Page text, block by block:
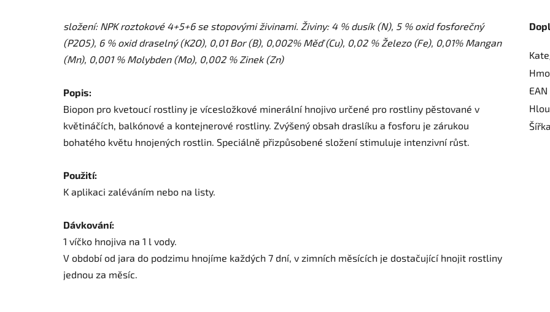
složení: NPK roztokové 4+5+6 se stopovými živinami. Živiny: 4 % dusík (N), 5 % oxid fosforečný
(P2O5), 6 % oxid draselný (K2O), 0,01 Bor (B), 0,002% Měď (Cu), 0,02 % Železo (Fe), 0,01% Mangan
(Mn), 0,001 % Molybden (Mo), 0,002 % Zinek (Zn)
Popis:
Biopon pro kvetoucí rostliny je vícesložkové minerální hnojivo určené pro rostliny pěstované v
květináčích, balkónové a kontejnerové rostliny. Zvýšený obsah draslíku a fosforu je zárukou
bohatého květu hnojených rostlin. Speciálně přizpůsobené složení stimuluje intenzivní růst.
Použití:
K aplikaci zaléváním nebo na listy.
Dávkování:
1 víčko hnojiva na 1 l vody.
V období od jara do podzimu hnojíme každých 7 dní, v zimních měsících je dostačující hnojit rostliny
jednou za měsíc.
EAN
Šířka